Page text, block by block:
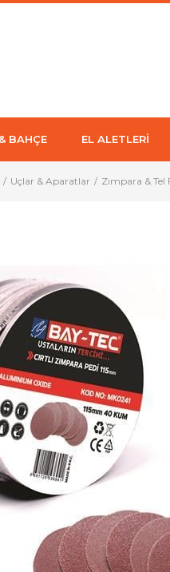
BAHÇE EL ALETLERİ
Uçlar & Aparatlar Zımpara & Tel